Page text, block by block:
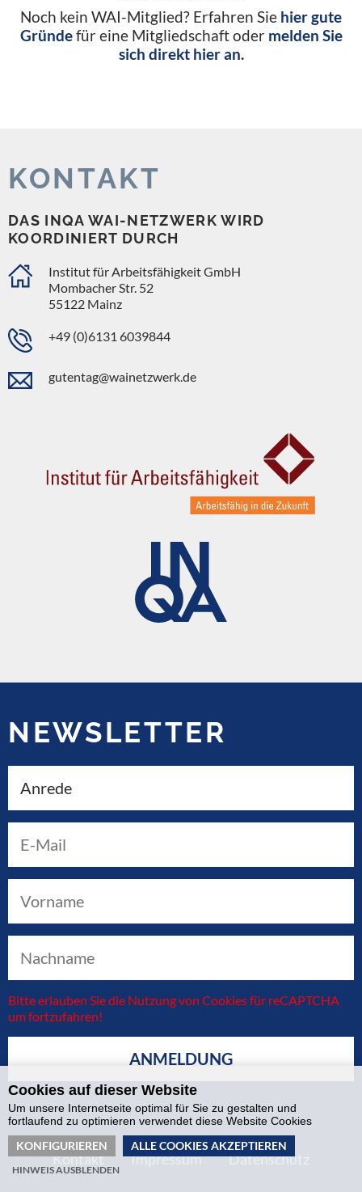
Noch kein WAI-Mitglied? Erfahren Sie hier gute
Gründe für eine Mitgliedschaft oder melden Sie
sich direkt hier an.
KONTAKT
DAS INQA WAI-NETZWERK WIRD
KOORDINIERT DURCH
Institut für Arbeitsfähigkeit GmbH
Mombacher Str. 52
55122 Mainz
+49 (0)6131 6039844
gutentag@wainetzwerk.de
NEWSLETTER
Bitte erlauben Sie die Nutzung von Cookies für reCAPTCHA
um fortzufahren!
Kontakt Impressum Datenschutz
Cookies auf dieser Website
Um unsere Internetseite optimal für Sie zu gestalten und
fortlaufend zu optimieren verwendet diese Website Cookies
KONFIGURIEREN ALLE COOKIES AKZEPTIEREN
HINWEIS AUSBLENDEN